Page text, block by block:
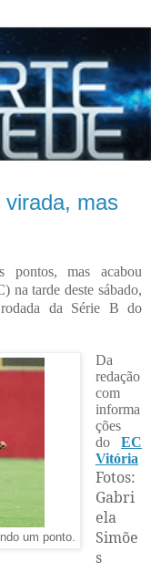
mas
mas acabou
na tarde deste sábado,
da Série B do
um ponto.
Da
redação
com
informa
ções
do EC
Vitória
Fotos:
Gabri
ela
Simõe
s